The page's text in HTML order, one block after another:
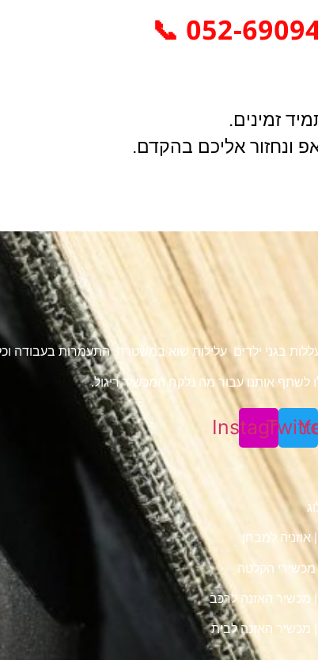
052-
זמינים.
ונחזור אליכם בהקדם.
בגני ילדים עלילות שוא במשטרה, התעמרות בעבודה
לשתף אותנו עבור מה נלקח המכשיר ריגול.
Instagram
אוזניה למבחן
מכשירי הקלטה
מכשיר האזנה לרכב
מכשיר האזנה לבית